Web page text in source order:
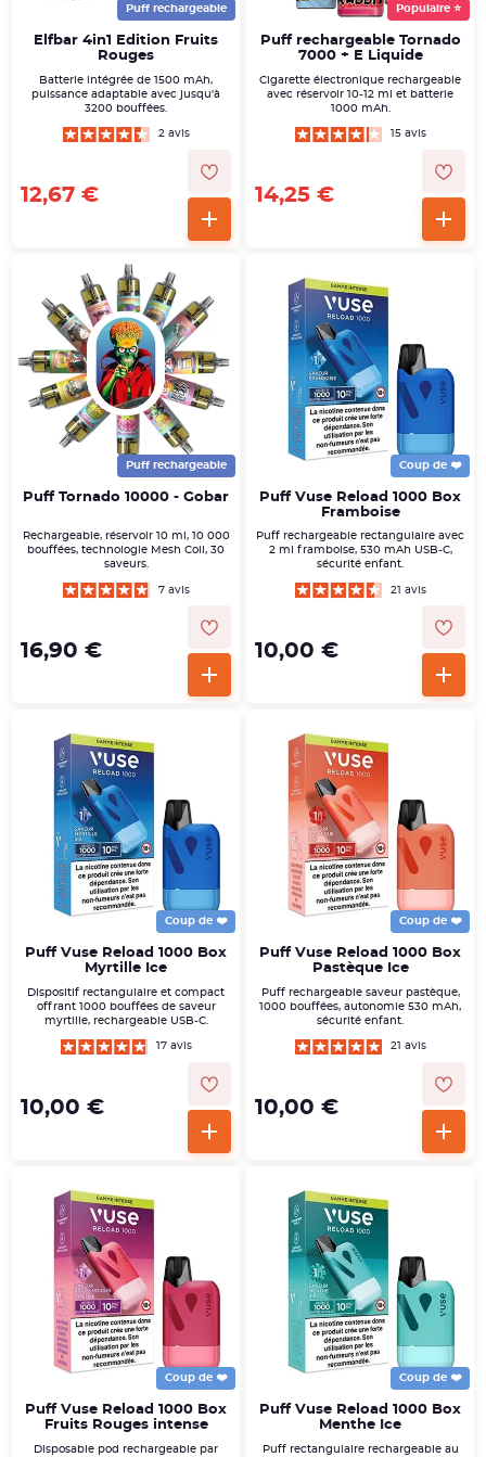
Puff rechargeable
Elfbar 4in1 Edition Fruits
Rouges
Batterie intégrée de 1500 mAh,
puissance adaptable avec jusqu'à
3200 bouffées.
2 avis
12,67 €
Populaire ⭐
Puff rechargeable Tornado
7000 + E Liquide
Cigarette électronique rechargeable
avec réservoir 10-12 ml et batterie
1000 mAh.
15 avis
14,25 €
Puff rechargeable
Puff Tornado 10000 - Gobar
Rechargeable, réservoir 10 ml, 10 000
bouffées, technologie Mesh Coil, 30
saveurs.
7 avis
16,90 €
Coup de ❤️
Puff Vuse Reload 1000 Box
Framboise
Puff rechargeable rectangulaire avec
2 ml framboise, 530 mAh USB-C,
sécurité enfant.
21 avis
10,00 €
Coup de ❤️
Puff Vuse Reload 1000 Box
Myrtille Ice
Dispositif rectangulaire et compact
offrant 1000 bouffées de saveur
myrtille, rechargeable USB-C.
17 avis
10,00 €
Coup de ❤️
Puff Vuse Reload 1000 Box
Pastèque Ice
Puff rechargeable saveur pastèque,
1000 bouffées, autonomie 530 mAh,
sécurité enfant.
21 avis
10,00 €
Coup de ❤️
Puff Vuse Reload 1000 Box
Fruits Rouges intense
Disposable pod rechargeable par
Coup de ❤️
Puff Vuse Reload 1000 Box
Menthe Ice
Puff rectangulaire rechargeable au